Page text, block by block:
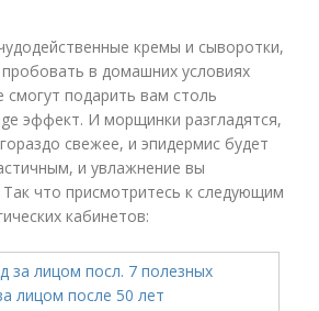
кожа Нормальная кожа
Комбинированная
кожа
кремы и сыворотки,
в домашних условиях
смогут подарить вам столь
эффект. И морщинки разгладятся,
свежее, и эпидермис будет
и увлажнение вы
Так что присмотритесь к следующим
кабинетов: